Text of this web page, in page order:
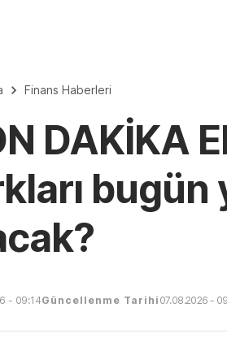
Finans Haberleri
DAKİKA
bugün
- 09:14Güncellenme Tarihi 07.08.2026 -